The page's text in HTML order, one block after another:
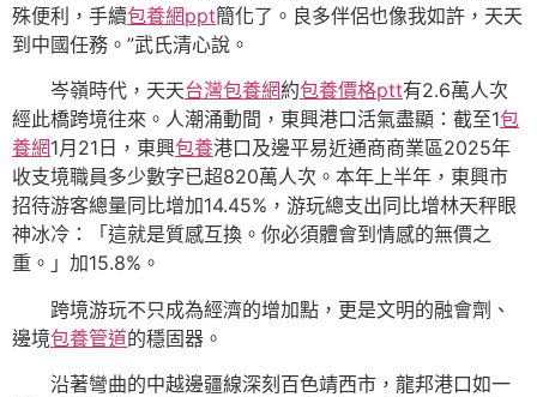
殊便利，手續包養網ppt簡化了。良多伴侶也像我如許，天天
到中國任務。”武氏清心說。
岑嶺時代，天天台灣包養網約包養價格ptt有2.6萬人次
經此橋跨境往來。人潮涌動間，東興港口活氣盡顯：截至1包
養網1月21日，東興包養港口及邊平易近通商商業區2025年
收支境職員多少數字已超820萬人次。本年上半年，東興市
招待游客總量同比增加14.45%，游玩總支出同比增林天秤眼
神冰冷：「這就是質感互換。你必須體會到情感的無價之
重。」加15.8%。
跨境游玩不只成為經濟的增加點，更是文明的融會劑、
邊境包養管道的穩固器。
沿著彎曲的中越邊疆線深刻百色靖西市，龍邦港口如一